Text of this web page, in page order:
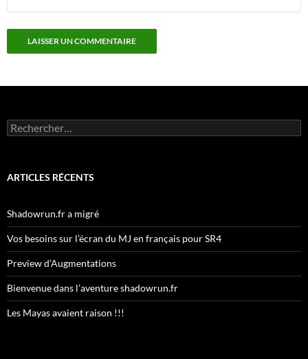
Rechercher :
ARTICLES RÉCENTS
Shadowrun.fr a migré
Vos besoins sur l’écran du MJ en français pour SR4
Preview d’Augmentations
Bienvenue dans l’aventure shadowrun.fr
Les Mayas avaient raison !!!